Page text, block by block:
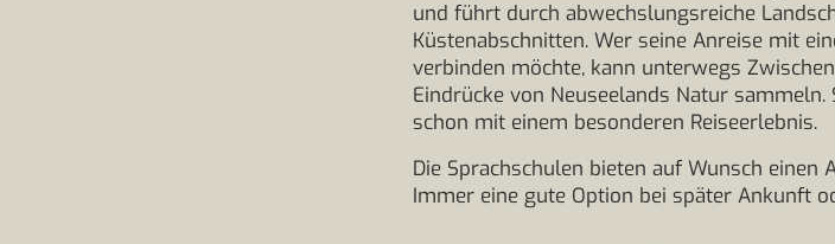
und führt durch abwechslungsreiche
Küstenabschnitten. Wer seine Anreise mit
verbinden möchte, kann unterwegs
Eindrücke von Neuseelands Natur
schon mit einem besonderen Reiseerlebnis.
Die Sprachschulen bieten auf Wunsch einen
Immer eine gute Option bei später Ankunft